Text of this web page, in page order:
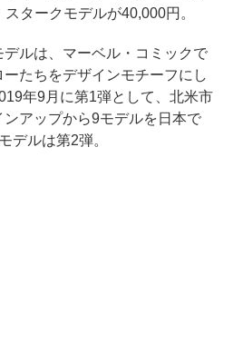
タークモデルが40,000円。
ルは、マーベル・コミックで
たちをデザインモチーフにし
年9月に第1弾として、北米市
アップから9モデルを日本で
デルは第2弾。